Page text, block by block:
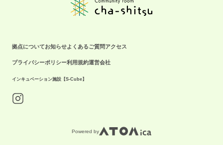
拠点についてお知らせよくあるご質問アクセス
プライバシーポリシー利用規約運営会社
インキュベーション施設【S-Cube】
Powered by